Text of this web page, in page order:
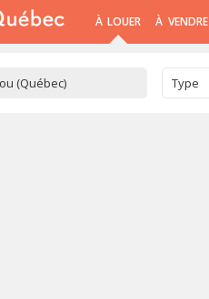
À LOUER À VENDRE
Type